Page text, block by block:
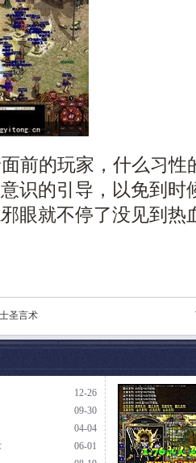
前的玩家，什么习性
识的引导，以免到时
眼就不停了没见到热
圣言术
12-26
09-30
04-04
06-01